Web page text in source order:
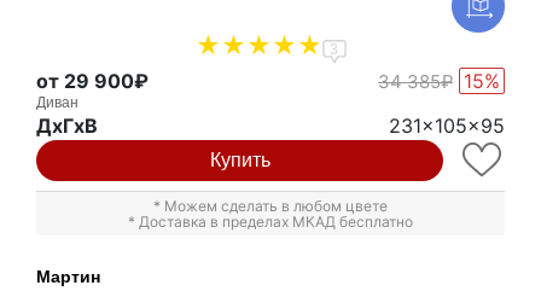
3
от 29 900₽ 34 385₽ 15%
Диван
ДxГxВ 231x105x95
Купить
* Можем сделать в любом цвете
* Доставка в пределах МКАД бесплатно
Мартин